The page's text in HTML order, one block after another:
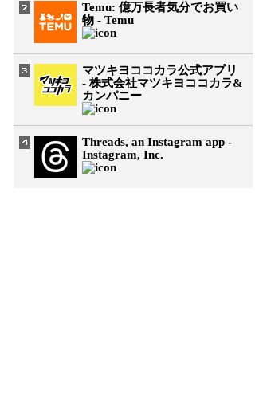
Temu: 億万長者気分でお買い
物 - Temu
マツキヨココカラ公式アプリ
- 株式会社マツキヨココカラ&
カンパニー
Threads, an Instagram app -
Instagram, Inc.